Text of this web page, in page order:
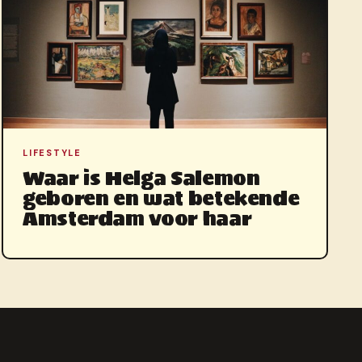
LIFESTYLE
Waar is Helga Salemon
geboren en wat betekende
Amsterdam voor haar